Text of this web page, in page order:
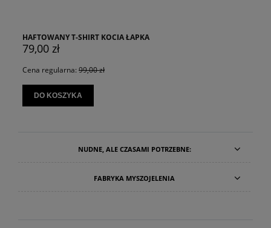
HAFTOWANY T-SHIRT KOCIA ŁAPKA
79,00 zł
Cena regularna: 99,00 zł
DO KOSZYKA
NUDNE, ALE CZASAMI POTRZEBNE:
FABRYKA MYSZOJELENIA